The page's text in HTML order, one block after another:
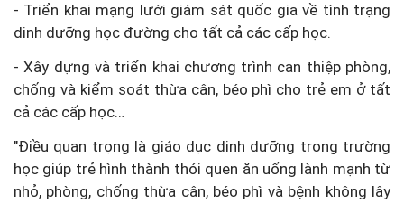
- Triển khai mạng lưới giám sát quốc gia về tình trạng
dinh dưỡng học đường cho tất cả các cấp học.
- Xây dựng và triển khai chương trình can thiệp phòng,
chống và kiểm soát thừa cân, béo phì cho trẻ em ở tất
cả các cấp học…
"Điều quan trọng là giáo dục dinh dưỡng trong trường
học giúp trẻ hình thành thói quen ăn uống lành mạnh từ
nhỏ, phòng, chống thừa cân, béo phì và bệnh không lây